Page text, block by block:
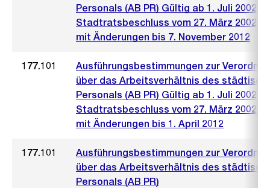
Personals (AB PR) Gültig ab 1. Juli 2002
Stadtratsbeschluss vom 27. März 2002
mit Änderungen bis 7. November 2012
177.101
Ausführungsbestimmungen zur
über das Arbeitsverhältnis des
Personals (AB PR) Gültig ab 1. Juli 2002
Stadtratsbeschluss vom 27. März 2002
mit Änderungen bis 1. April 2012
177.101
Ausführungsbestimmungen zur
über das Arbeitsverhältnis des
Personals (AB PR)